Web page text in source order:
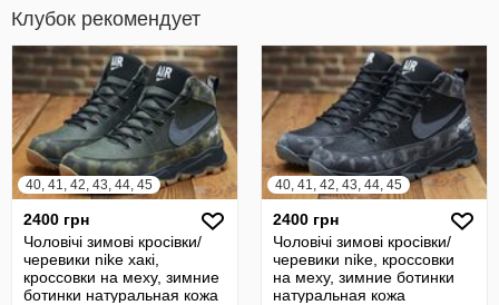
Клубок рекомендует
40, 41, 42, 43, 44, 45
2400 грн
Чоловічі зимові кросівки/
черевики nike хакі,
кроссовки на меху, зимние
ботинки натуральная кожа
40, 41, 42, 43, 44, 45
2400 грн
Чоловічі зимові кросівки/
черевики nike, кроссовки
на меху, зимние ботинки
натуральная кожа